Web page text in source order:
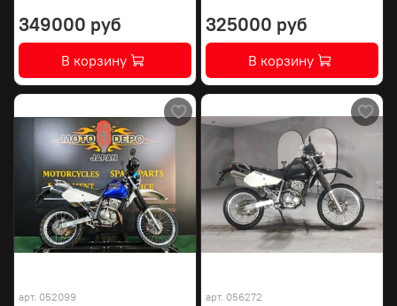
349000 руб
В корзину
325000 руб
В корзину
арт. 052099 арт. 056272